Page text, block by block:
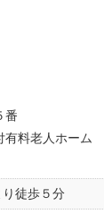
番
料老人ホーム
徒歩５分